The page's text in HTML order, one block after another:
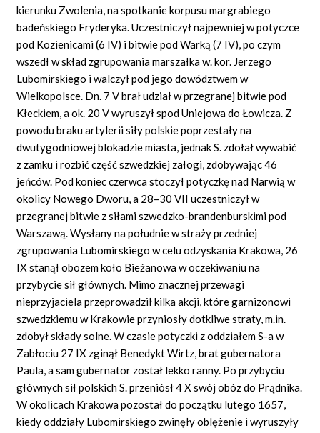
kierunku Zwolenia, na spotkanie korpusu margrabiego
badeńskiego Fryderyka. Uczestniczył najpewniej w potyczce
pod Kozienicami (6 IV) i bitwie pod Warką (7 IV), po czym
wszedł w skład zgrupowania marszałka w. kor. Jerzego
Lubomirskiego i walczył pod jego dowództwem w
Wielkopolsce. Dn. 7 V brał udział w przegranej bitwie pod
Kłeckiem, a ok. 20 V wyruszył spod Uniejowa do Łowicza. Z
powodu braku artylerii siły polskie poprzestały na
dwutygodniowej blokadzie miasta, jednak S. zdołał wywabić
z zamku i rozbić część szwedzkiej załogi, zdobywając 46
jeńców. Pod koniec czerwca stoczył potyczkę nad Narwią w
okolicy Nowego Dworu, a 28–30 VII uczestniczył w
przegranej bitwie z siłami szwedzko-brandenburskimi pod
Warszawą. Wysłany na południe w straży przedniej
zgrupowania Lubomirskiego w celu odzyskania Krakowa, 26
IX stanął obozem koło Bieżanowa w oczekiwaniu na
przybycie sił głównych. Mimo znacznej przewagi
nieprzyjaciela przeprowadził kilka akcji, które garnizonowi
szwedzkiemu w Krakowie przyniosły dotkliwe straty, m.in.
zdobył składy solne. W czasie potyczki z oddziałem S-a w
Zabłociu 27 IX zginął Benedykt Wirtz, brat gubernatora
Paula, a sam gubernator został lekko ranny. Po przybyciu
głównych sił polskich S. przeniósł 4 X swój obóz do Prądnika.
W okolicach Krakowa pozostał do początku lutego 1657,
kiedy oddziały Lubomirskiego zwinęły oblężenie i wyruszyły